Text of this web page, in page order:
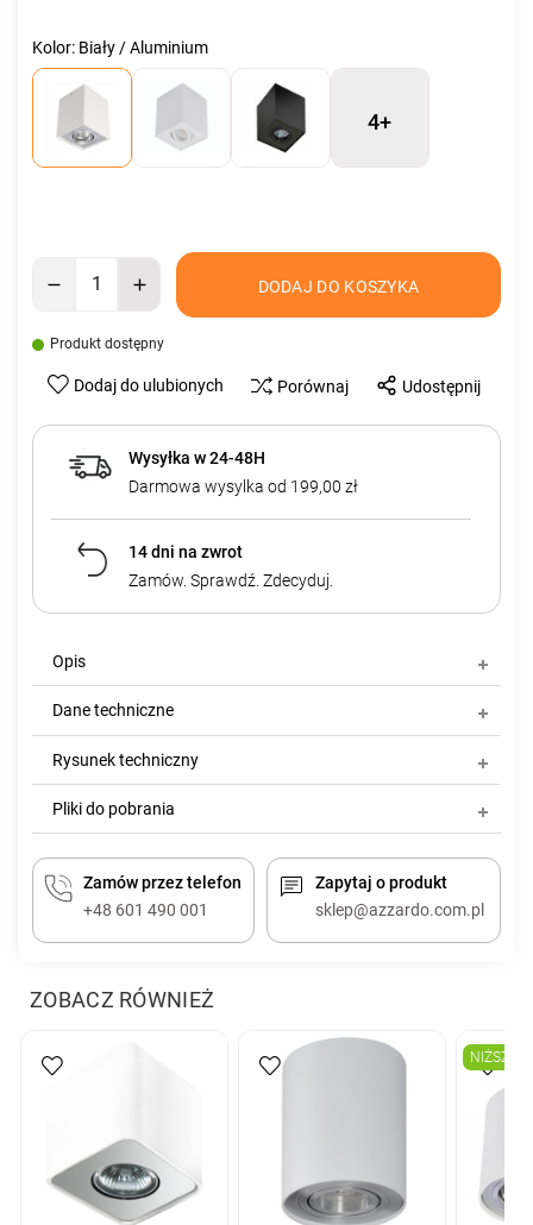
Kolor: Biały / Aluminium
4+
DODAJ DO KOSZYKA
Produkt dostępny
Dodaj do ulubionych Porównaj Udostępnij
Wysyłka w 24-48H
Darmowa wysylka od 199,00 zł
14 dni na zwrot
Zamów. Sprawdź. Zdecyduj.
Opis
Dane techniczne
Rysunek techniczny
Pliki do pobrania
Zamów przez telefon
+48 601 490 001
Zapytaj o produkt
sklep@azzardo.com.pl
ZOBACZ RÓWNIEŻ
NIŻSZA